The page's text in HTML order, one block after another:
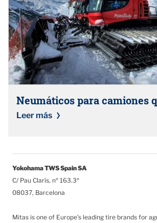
Neumáticos para camiones
Leer más
Yokohama TWS Spain SA
C/ Pau Clarís, nº 163.3º
08037, Barcelona
Mitas is one of Europe’s leading tire brands for